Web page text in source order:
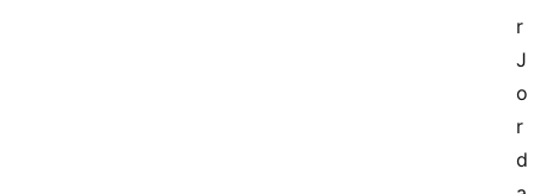
r
J
o
r
d